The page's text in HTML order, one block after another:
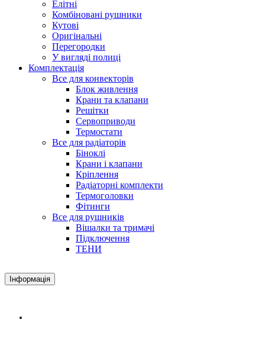
Елітні
Комбіновані рушники
Кутові
Оригінальні
Перегородки
У вигляді полиці
Комплектація
Все для конвекторів
Блок живлення
Крани та клапани
Решітки
Сервоприводи
Термостати
Все для радіаторів
Біноклі
Крани і клапани
Кріплення
Радіаторні комплекти
Термоголовки
Фітинги
Все для рушників
Вішалки та тримачі
Підключення
ТЕНИ
Інформація